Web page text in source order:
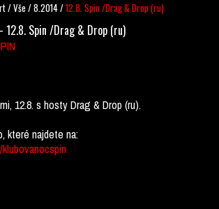
/Vše /8.2014/12.8. Spin /Drag & Drop (ru)
12.8. Spin /Drag & Drop (ru)
12.8. s hosty Drag & Drop (ru).
které najdete na: